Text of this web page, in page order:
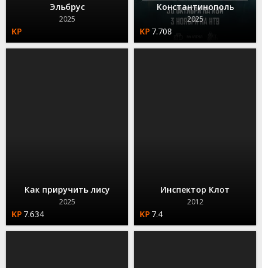
Эльбрус
2025
Константинополь
2025
7.708
Как приручить лису
2025
7.634
Инспектор Клот
2012
7.4